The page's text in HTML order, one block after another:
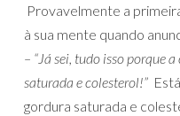
Provavelmente a
à sua mente quando
– “Já sei, tudo isso porque
saturada e colesterol!”
gordura saturada e